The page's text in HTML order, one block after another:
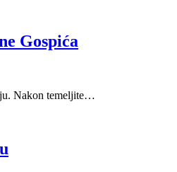
Gospića
Nakon temeljite…